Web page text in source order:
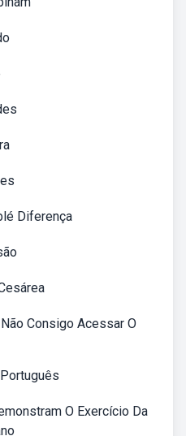
Diferença
Consigo Acessar O
O Exercício Da